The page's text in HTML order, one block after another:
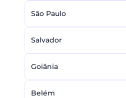
São Paulo
Salvador
Goiânia
Belém